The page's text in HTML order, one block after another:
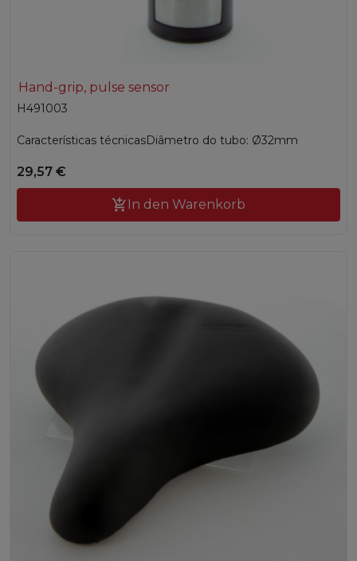
Hand-grip, pulse sensor
H491003
Características técnicasDiâmetro do tubo: Ø32mm
29,57 €
 In den Warenkorb